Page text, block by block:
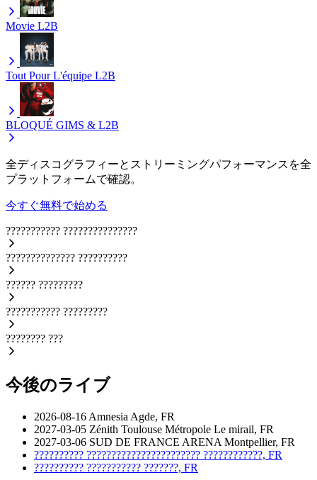
Movie L2B
Tout Pour L'équipe L2B
BLOQUÉ GIMS & L2B
全ディスコグラフィーとストリーミングパフォーマンスを全
プラットフォームで確認。
今すぐ無料で始める
??????????? ???????????????
?????????????? ??????????
?????? ?????????
??????????? ?????????
???????? ???
今後のライブ
2026-08-16 Amnesia Agde, FR
2027-03-05 Zénith Toulouse Métropole Le mirail, FR
2027-03-06 SUD DE FRANCE ARENA Montpellier, FR
?????????? ??????????????????????? ????????????, FR
?????????? ??????????? ???????, FR